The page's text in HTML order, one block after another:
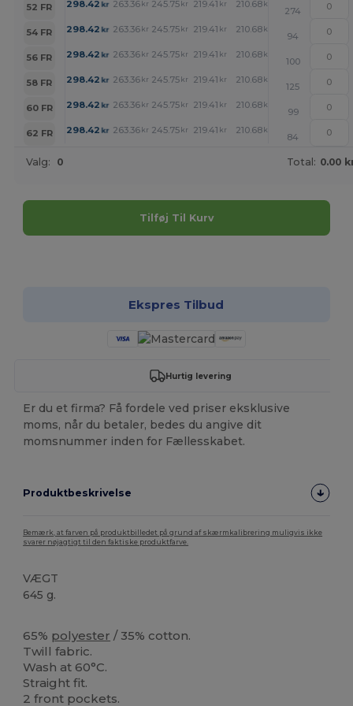
52 FR
298.42 kr 263.36kr 245.75kr 219.41 kr 210.68kr
274
54 FR
298.42 kr 263.36kr 245.75kr 219.41 kr 210.68kr +
94
56 FR
298.42 kr 263.36kr 245.75kr 219.41 kr 210.68kr +
100
58 FR
298.42 kr 263.36kr 245.75kr 219.41 kr 210.68kr +
125
60 FR
298.42 kr 263.36kr 245.75kr 219.41 kr 210.68kr +
99
62 FR
298.42 kr 263.36kr 245.75kr 219.41 kr 210.68kr +
84
Valg: 0 Total: 0.00
Tilføj Til Kurv
Ekspres Tilbud
Hurtig levering
Er du et firma? Få fordele ved priser eksklusive
moms, når du betaler, bedes du angive dit
momsnummer inden for Fællesskabet.
Produktbeskrivelse
Bemærk, at farven på produktbilledet på grund af skærmkalibrering muligvis ikke
svarer nøjagtigt til den faktiske produktfarve.
VÆGT
645 g.
65% polyester / 35% cotton.
Twill fabric.
Wash at 60°C.
Straight fit.
2 front pockets.